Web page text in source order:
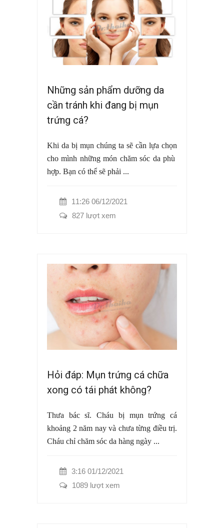
Những sản phẩm dưỡng da
cần tránh khi đang bị mụn
trứng cá?
Khi da bị mụn chúng ta sẽ cần lựa chọn
cho mình những món chăm sóc da phù
hợp. Bạn có thể sẽ phải ...
11:26 06/12/2021
827 lượt xem
Hỏi đáp: Mụn trứng cá chữa
xong có tái phát không?
Thưa bác sĩ. Cháu bị mụn trứng cá
khoảng 2 năm nay và chưa từng điều trị.
Cháu chỉ chăm sóc da hàng ngày ...
3:16 01/12/2021
1089 lượt xem